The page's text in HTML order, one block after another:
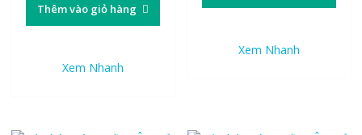
Thêm vào giỏ hàng
Xem Nhanh
Xem Nhanh